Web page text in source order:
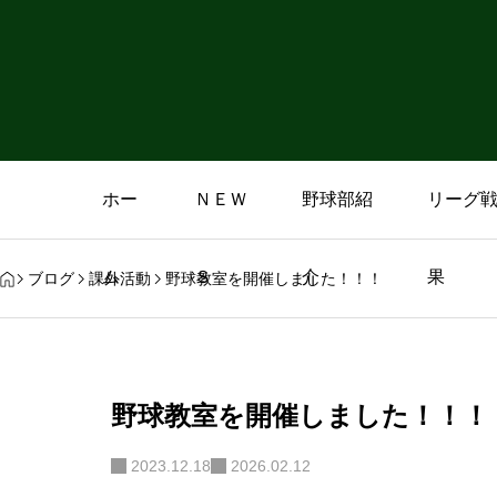
ホー
ム
ＮＥＷ
Ｓ
野球部紹
介
リーグ
果
ブログ 課外活動 野球教室を開催しました！！！
野球教室を開催しました！！！
2023.12.18 2026.02.12